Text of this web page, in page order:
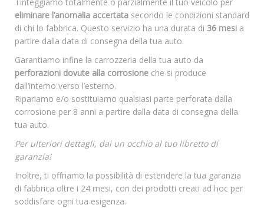
eliminare l’anomalia accertata secondo le condizioni standard
di chi lo fabbrica. Questo servizio ha una durata di 36 mesi a
partire dalla data di consegna della tua auto.
Garantiamo infine la carrozzeria della tua auto da
perforazioni dovute alla corrosione che si produce
dall’interno verso l’esterno.
Ripariamo e/o sostituiamo qualsiasi parte perforata dalla
corrosione per 8 anni a partire dalla data di consegna della
tua auto.
Per ulteriori dettagli, dai un occhio al tuo libretto di
garanzia!
Inoltre, ti offriamo la possibilità di estendere la tua garanzia
di fabbrica oltre i 24 mesi, con dei prodotti creati ad hoc per
soddisfare ogni tua esigenza.